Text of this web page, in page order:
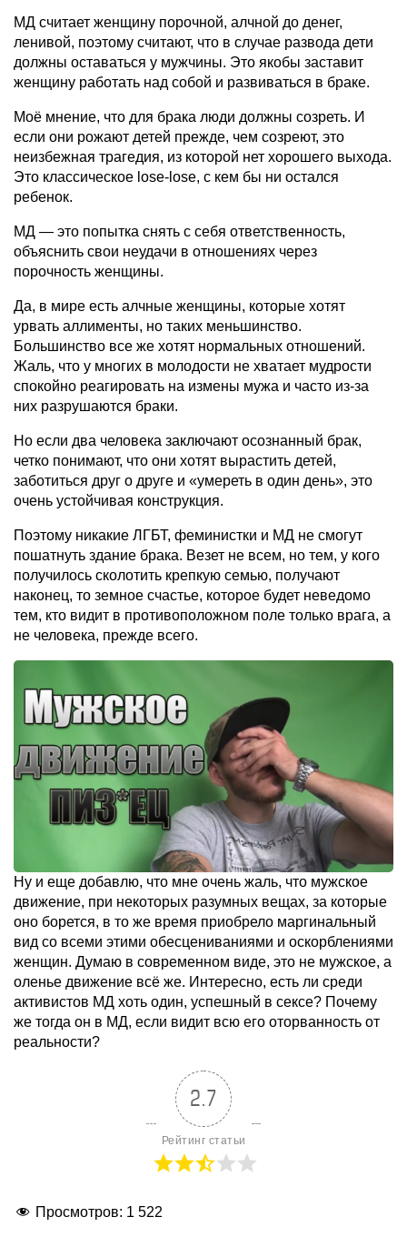
МД считает женщину порочной, алчной до денег,
ленивой, поэтому считают, что в случае развода дети
должны оставаться у мужчины. Это якобы заставит
женщину работать над собой и развиваться в браке.
Моё мнение, что для брака люди должны созреть. И
если они рожают детей прежде, чем созреют, это
неизбежная трагедия, из которой нет хорошего выхода.
Это классическое lose-lose, с кем бы ни остался
ребенок.
МД — это попытка снять с себя ответственность,
объяснить свои неудачи в отношениях через
порочность женщины.
Да, в мире есть алчные женщины, которые хотят
урвать аллименты, но таких меньшинство.
Большинство все же хотят нормальных отношений.
Жаль, что у многих в молодости не хватает мудрости
спокойно реагировать на измены мужа и часто из-за
них разрушаются браки.
Но если два человека заключают осознанный брак,
четко понимают, что они хотят вырастить детей,
заботиться друг о друге и «умереть в один день», это
очень устойчивая конструкция.
Поэтому никакие ЛГБТ, феминистки и МД не смогут
пошатнуть здание брака. Везет не всем, но тем, у кого
получилось сколотить крепкую семью, получают
наконец, то земное счастье, которое будет неведомо
тем, кто видит в противоположном поле только врага, а
не человека, прежде всего.
Ну и еще добавлю, что мне очень жаль, что мужское
движение, при некоторых разумных вещах, за которые
оно борется, в то же время приобрело маргинальный
вид со всеми этими обесцениваниями и оскорблениями
женщин. Думаю в современном виде, это не мужское, а
оленье движение всё же. Интересно, есть ли среди
активистов МД хоть один, успешный в сексе? Почему
же тогда он в МД, если видит всю его оторванность от
реальности?
2.7
Рейтинг статьи
Просмотров: 1 522